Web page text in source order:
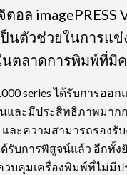
ตอล
ป็นตัวช่วยในการ
นตลาดการพิมพ์ที่มี
series ได้รับการ
นและมีประสิทธิภาพมา
ละความสามารถรองรั
ได้รับการพิสูจน์แล้ว อีกทั้
วบคุมเครื่องพิมพ์ที่ไม่มี